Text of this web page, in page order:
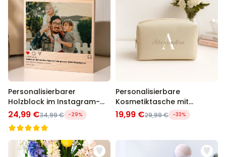
Personalisierbarer
Holzblock im Instagram-
Style
24,99 €34,99 € -29%
Personalisierbare
Kosmetiktasche mit
Monogram
19,99 €29,99 € -33%